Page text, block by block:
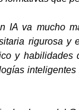
IA va mucho
rigurosa y
y